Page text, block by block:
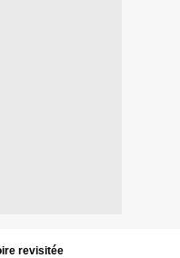
revisitée